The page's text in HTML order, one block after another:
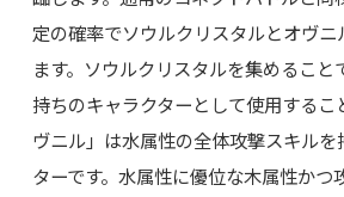
定の確率でソウルクリスタルとオヴニ
ます。ソウルクリスタルを集めるこ
持ちのキャラクターとして使用するこ
ヴニル」は水属性の全体攻撃スキル
ターです。水属性に優位な木属性かつ